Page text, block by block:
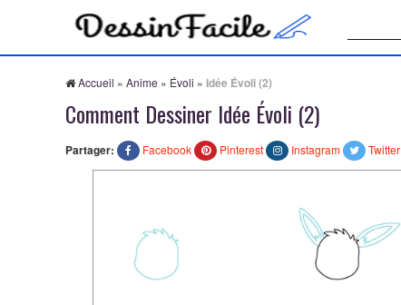
Accueil » Anime » Évoli » Idée Évoli (2)
Comment Dessiner Idée Évoli (2)
Partager: Facebook Pinterest Instagram Twitter